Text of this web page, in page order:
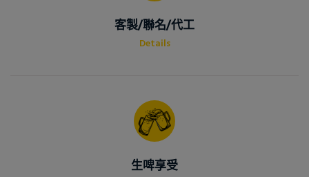
客製/聯名/代工
Details
生啤享受